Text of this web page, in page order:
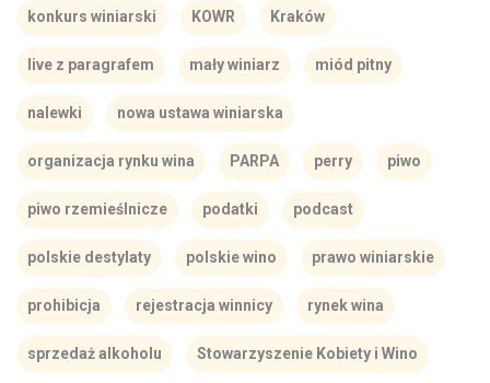
konkurs winiarski KOWR Kraków
live z paragrafem mały winiarz miód pitny
nalewki nowa ustawa winiarska
organizacja rynku wina PARPA perry piwo
piwo rzemieślnicze podatki podcast
polskie destylaty polskie wino prawo winiarskie
prohibicja rejestracja winnicy rynek wina
sprzedaż alkoholu Stowarzyszenie Kobiety i Wino